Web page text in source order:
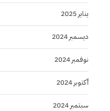
يناير 2025
ديسمبر 2024
نوفمبر 2024
أكتوبر 2024
سبتمبر 2024